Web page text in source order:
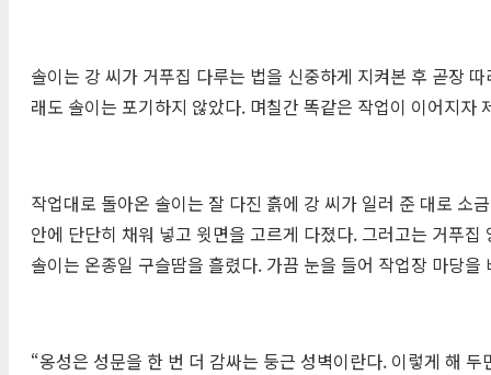
솔이는 강 씨가 거푸집 다루는 법을 신중하게 지켜본 후 곧장
래도 솔이는 포기하지 않았다. 며칠간 똑같은 작업이 이어지자
작업대로 돌아온 솔이는 잘 다진 흙에 강 씨가 일러 준 대로 소
안에 단단히 채워 넣고 윗면을 고르게 다졌다. 그러고는 거푸
솔이는 온종일 구슬땀을 흘렸다. 가끔 눈을 들어 작업장 마당
“옹성은 성문을 한 번 더 감싸는 둥근 성벽이란다. 이렇게 해